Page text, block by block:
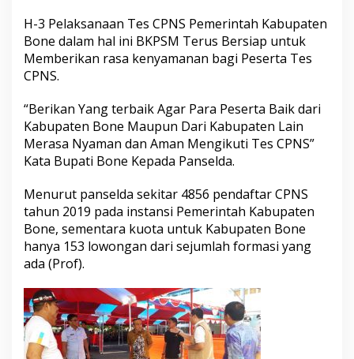
H-3 Pelaksanaan Tes CPNS Pemerintah Kabupaten
Bone dalam hal ini BKPSM Terus Bersiap untuk
Memberikan rasa kenyamanan bagi Peserta Tes
CPNS.
“Berikan Yang terbaik Agar Para Peserta Baik dari
Kabupaten Bone Maupun Dari Kabupaten Lain
Merasa Nyaman dan Aman Mengikuti Tes CPNS”
Kata Bupati Bone Kepada Panselda.
Menurut panselda sekitar 4856 pendaftar CPNS
tahun 2019 pada instansi Pemerintah Kabupaten
Bone, sementara kuota untuk Kabupaten Bone
hanya 153 lowongan dari sejumlah formasi yang
ada (Prof).